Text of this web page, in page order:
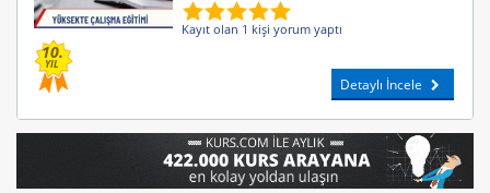
10.
YIL
Kayıt olan 1 kişi yorum yaptı
Detaylı İncele